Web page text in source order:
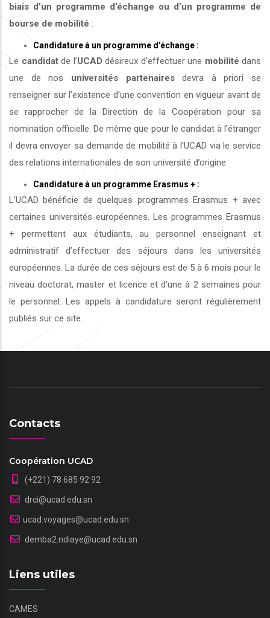
biais d’un programme d’échange ou d’un programme de
bourse de mobilité :
Candidature à un programme d'échange :
Le candidatde l’UCAD désireux d’effectuer une mobilité dans
une de nos universités partenairesdevra à priori se
renseigner sur l’existence d’une convention en vigueur avant de
se rapprocher de la Direction de la Coopération pour sa
nomination officielle. De même que pour le candidat à l’étranger
il devra envoyer sa demande de mobilité à l’UCAD via le service
des relations internationales de son université d’origine.
Candidature à un programme Erasmus + :
L’UCAD bénéficie de quelques programmes Erasmus + avec
certaines universités européennes. Les programmes Erasmus
+ permettent aux étudiants, au personnel enseignant et
administratif d’effectuer des séjours dans les universités
européennes. La durée de ces séjours est de 5 à 6 mois pour le
niveau doctorat, master et licence et d’une à 2 semaines pour
le personnel. Les appels à candidature seront régulièrement
publiés sur ce site.
Contacts
Coopération UCAD
(+221) 78 685 92 92
drci@ucad.edu.sn
ucad.voyages@ucad.edu.sn
demba2.ndiaye@ucad.edu.sn
Liens utiles
CAMES